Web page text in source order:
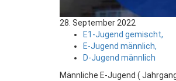
28. September 2022
E1-Jugend gemischt,
E-Jugend männlich,
D-Jugend männlich
Männliche E-Jugend (